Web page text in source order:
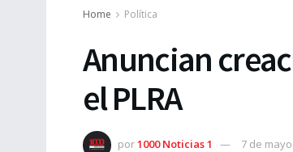
Home Política
Anuncian
el PLRA
por1000 Noticias 1 7 de